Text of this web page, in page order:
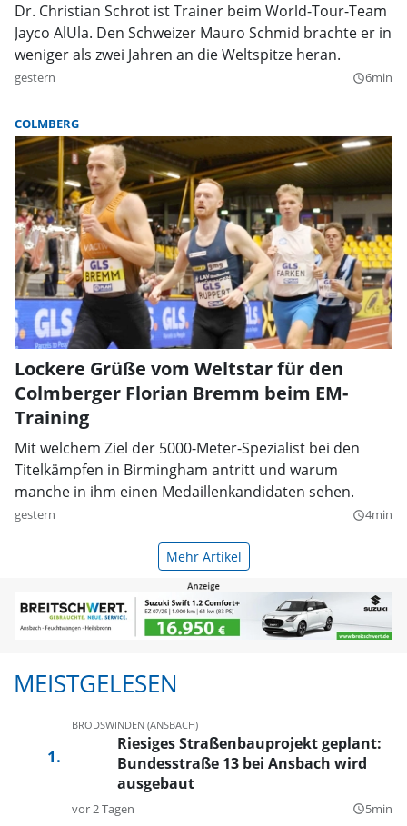
Dr. Christian Schrot ist Trainer beim World-Tour-Team
Jayco AlUla. Den Schweizer Mauro Schmid brachte er in
weniger als zwei Jahren an die Weltspitze heran.
gestern query_builder6min
COLMBERG
Lockere Grüße vom Weltstar für den
Colmberger Florian Bremm beim EM-
Training
Mit welchem Ziel der 5000-Meter-Spezialist bei den
Titelkämpfen in Birmingham antritt und warum
manche in ihm einen Medaillenkandidaten sehen.
gestern query_builder4min
Mehr Artikel
MEISTGELESEN
BRODSWINDEN (ANSBACH)
Riesiges Straßenbauprojekt geplant:
Bundesstraße 13 bei Ansbach wird
ausgebaut
vor 2 Tagen query_builder5min